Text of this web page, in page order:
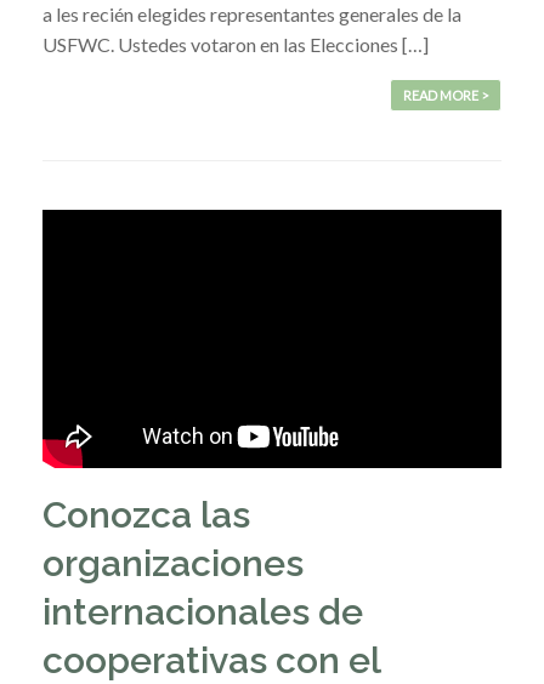
a les recién elegides representantes generales de la
USFWC. Ustedes votaron en las Elecciones […]
READ MORE >
Conozca las
organizaciones
internacionales de
cooperativas con el